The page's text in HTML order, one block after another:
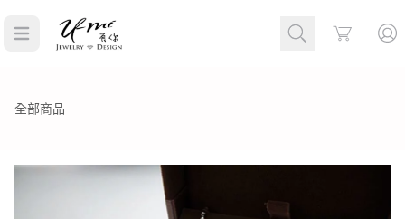
Cart
全部商品